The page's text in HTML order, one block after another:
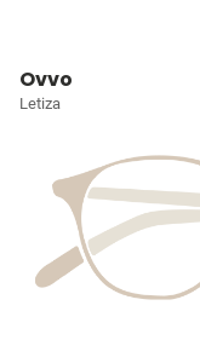
Ovvo
Letiza